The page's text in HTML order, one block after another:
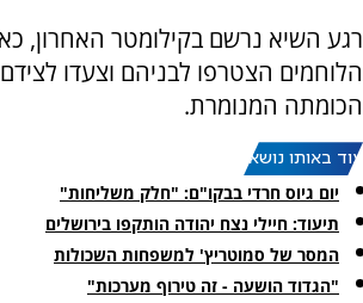
רגע השיא נרשם בקילומטר האחרון,
הלוחמים הצטרפו לבניהם וצעדו
הכומתה המנומרת.
עוד באותו נושא:
יום גיוס חרדי בבקו"ם: "חלק משליחות"
תיעוד: חיילי נצח יהודה הותקפו בירושלים
המסר של סמוטריץ' למשפחות השכולות
"הגדוד הושעה - זה טירוף מערכות"